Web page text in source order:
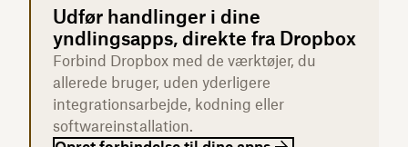
Udfør handlinger i dine
yndlingsapps, direkte fra Dropbox
Forbind Dropbox med de værktøjer, du
allerede bruger, uden yderligere
integrationsarbejde, kodning eller
softwareinstallation.